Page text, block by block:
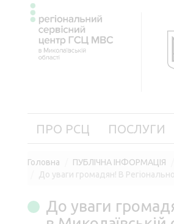
ПРО РСЦ ПОСЛУГИ
Головна ПУБЛІЧНА ІНФОРМАЦІЯ
До уваги громадян! В
До уваги